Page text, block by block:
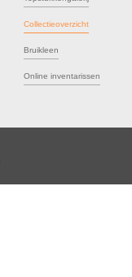
Collectieoverzicht
Bruikleen
Online inventarissen